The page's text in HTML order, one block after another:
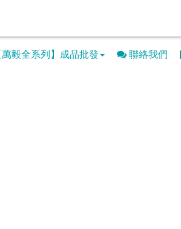
萬毅全系列】成品批發 聯絡我們